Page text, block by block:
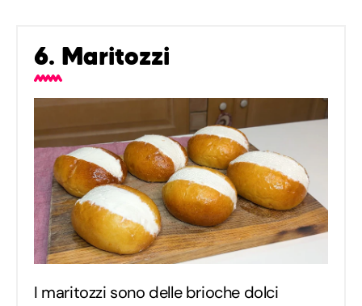
6. Maritozzi
I maritozzi sono delle brioche dolci